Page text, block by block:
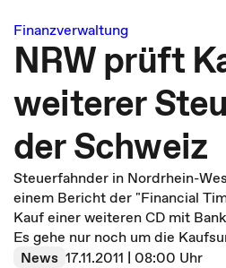
Finanzverwaltung
NRW prüft
weiterer
der Schweiz
Steuerfahnder in Nordrhein-
einem Bericht der "Financial
Kauf einer weiteren CD mit
Es gehe nur noch um die
News 17.11.2011 | 08:00 Uhr